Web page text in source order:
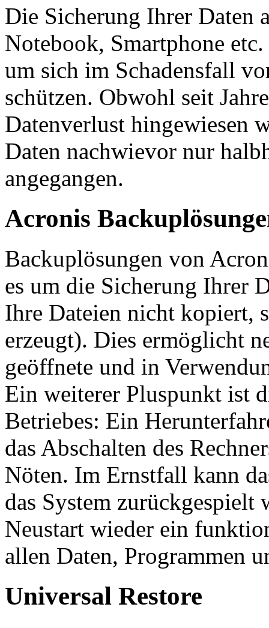
Die Sicherung Ihrer Daten
Notebook, Smartphone
um sich im Schadensfall
schützen. Obwohl seit
Datenverlust hingewiesen
Daten nachwievor nur
angegangen.
Acronis
Backuplösungen von
es um die Sicherung Ihrer
Ihre Dateien nicht kopiert,
erzeugt). Dies ermöglicht
geöffnete und in
Ein weiterer Pluspunkt ist
Betriebes: Ein
das Abschalten des
Nöten. Im Ernstfall kann
das System zurückgespielt
Neustart wieder ein
allen Daten, Programmen
Universal Restore